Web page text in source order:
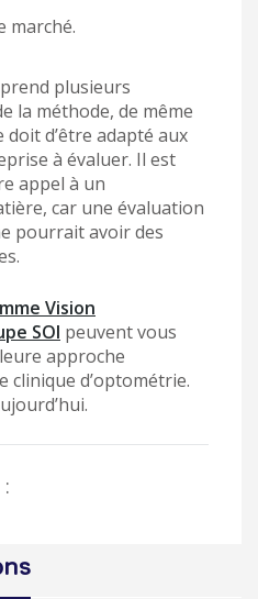
marché.
plusieurs
la méthode, de même
d’être adapté aux
à évaluer. Il est
appel à un
car une évaluation
pourrait avoir des
Vision
SOI peuvent vous
approche
clinique d’optométrie.